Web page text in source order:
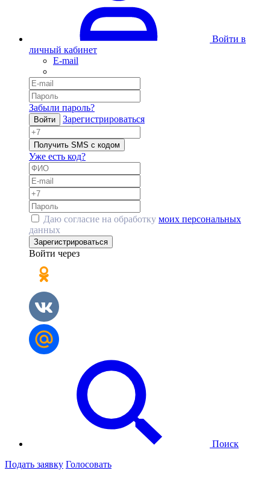
Войти в
личный кабинет
E-mail
Забыли пароль?
Войти Зарегистрироваться
Получить SMS с кодом
Уже есть код?
Даю согласие на обработку моих персональных
данных
Зарегистрироваться
Войти через
Поиск
Подать заявку Голосовать